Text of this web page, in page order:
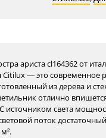
ариста cl164362 от
Citilux — это современное
из дерева и
отлично
источником света
поток